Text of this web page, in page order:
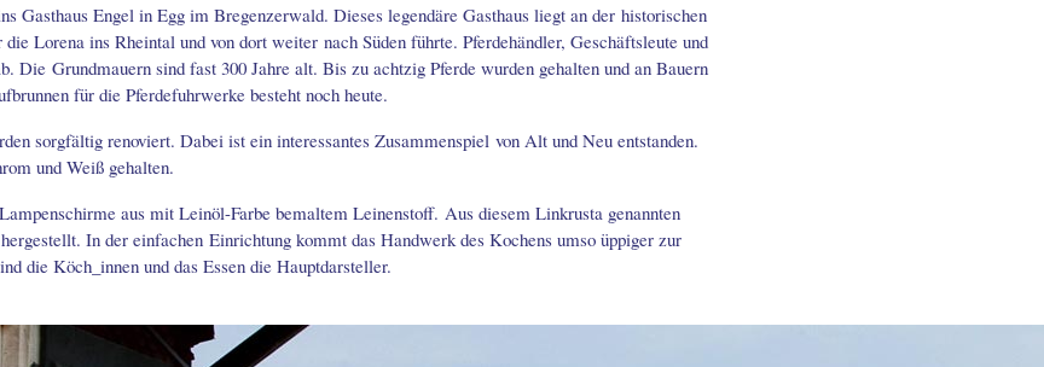
Gasthaus Engel in Egg im Bregenzerwald. Dieses legendäre Gasthaus liegt an der historischen
Lorena ins Rheintal und von dort weiter nach Süden führte. Pferdehändler, Geschäftsleute und
Die Grundmauern sind fast 300 Jahre alt. Bis zu achtzig Pferde wurden gehalten und an Bauern
für die Pferdefuhrwerke besteht noch heute.
sorgfältig renoviert. Dabei ist ein interessantes Zusammenspiel von Alt und Neu entstanden.
und Weiß gehalten.
aus mit Leinöl-Farbe bemaltem Leinenstoff. Aus diesem Linkrusta genannten
In der einfachen Einrichtung kommt das Handwerk des Kochens umso üppiger zur
die Köch_innen und das Essen die Hauptdarsteller.